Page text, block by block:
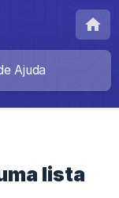
lista